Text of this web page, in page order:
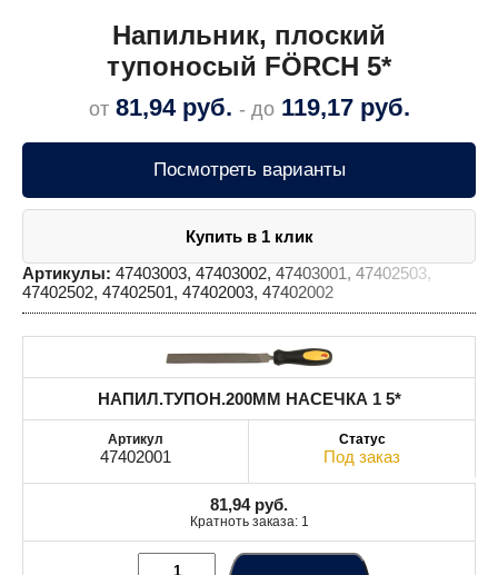
Напильник, плоский
тупоносый FÖRCH 5*
от 81,94 руб. - до 119,17 руб.
Посмотреть варианты
Купить в 1 клик
Артикулы: 47403003, 47403002, 47403001, 47402503,
47402502, 47402501, 47402003, 47402002
НАПИЛ.ТУПОН.200MM НАСЕЧКА 1 5*
47402001 Под заказ
81,94 руб.
Кратноть заказа: 1